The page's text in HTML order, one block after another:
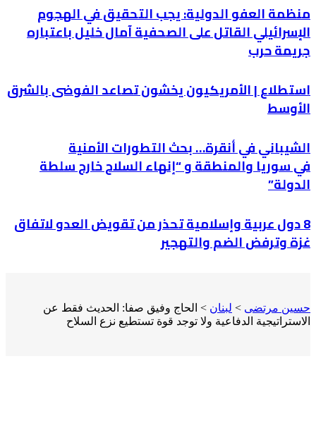
منظمة العفو الدولية: يجب التحقيق في الهجوم
الإسرائيلي القاتل على الصحفية آمال خليل باعتباره
جريمة حرب
استطلاع | الأمريكيون يخشون تصاعد الفوضى بالشرق
الأوسط
الشيباني في أنقرة… بحث التطورات الأمنية
في سوريا والمنطقة و “إنهاء السلاح خارج سلطة
الدولة”
8 دول عربية وإسلامية تحذر من تقويض العدو لاتفاق
غزة وترفض الضم والتهجير
حسين مرتضى > لبنان > ‏الحاج وفيق صفا: الحديث فقط عن
الاستراتيجية الدفاعية ولا توجد قوة تستطيع نزع السلاح